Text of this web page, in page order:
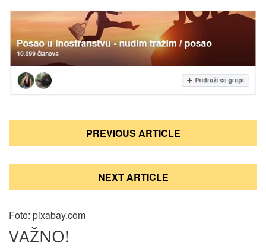
Кретање
PREVIOUS ARTICLE
NEXT ARTICLE
Foto: pixabay.com
VAŽNO!